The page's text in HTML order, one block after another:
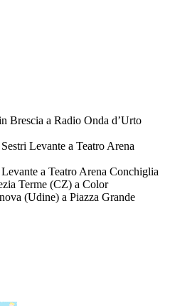
Brescia a Radio Onda d’Urto
Sestri Levante a Teatro Arena
Levante a Teatro Arena Conchiglia
Terme (CZ) a Color
(Udine) a Piazza Grande